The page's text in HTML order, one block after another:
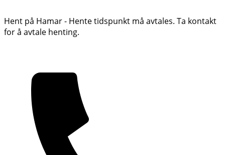
Hent på Hamar - Hente tidspunkt må avtales. Ta kontakt
for å avtale henting.